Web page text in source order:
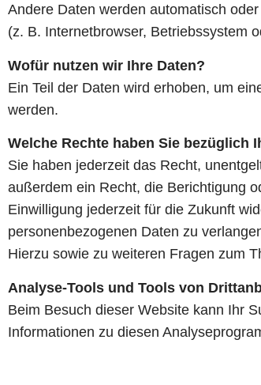
Andere Daten werden automatisch
(z. B. Internetbrowser, Betriebssystem
Wofür nutzen wir Ihre Daten?
Ein Teil der Daten wird erhoben, um
werden.
Welche Rechte haben Sie bezüglich
Sie haben jederzeit das Recht,
außerdem ein Recht, die Berichtigung
Einwilligung jederzeit für die Zukunft
personenbezogenen Daten zu
Hierzu sowie zu weiteren Fragen zum
Analyse-Tools und Tools von
Beim Besuch dieser Website kann Ihr
Informationen zu diesen